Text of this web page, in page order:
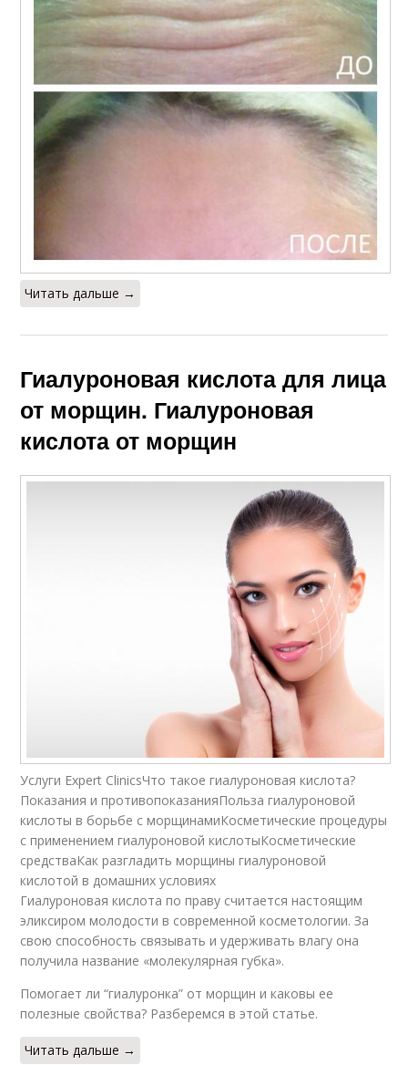
Читать дальше →
Гиалуроновая кислота для лица
от морщин. Гиалуроновая
кислота от морщин
Услуги Expert ClinicsЧто такое гиалуроновая кислота?
Показания и противопоказанияПольза гиалуроновой
кислоты в борьбе с морщинамиКосметические процедуры
с применением гиалуроновой кислотыКосметические
средстваКак разгладить морщины гиалуроновой
кислотой в домашних условиях
Гиалуроновая кислота по праву считается настоящим
эликсиром молодости в современной косметологии. За
свою способность связывать и удерживать влагу она
получила название «молекулярная губка».
Помогает ли “гиалуронка” от морщин и каковы ее
полезные свойства? Разберемся в этой статье.
Читать дальше →